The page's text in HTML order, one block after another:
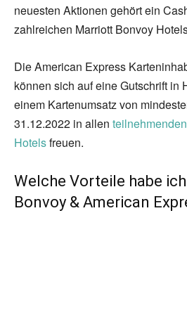
neuesten Aktionen gehört ein
zahlreichen Marriott Bonvoy
Die American Express
können sich auf eine Gutschrift in
einem Kartenumsatz von
31.12.2022 in allen
Hotelsfreuen.
Welche Vorteile habe
Bonvoy & American